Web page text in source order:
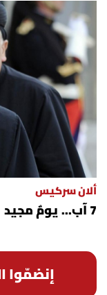
ألان سركيس
7 آب... يومٌ مجيد
إنضمّوا